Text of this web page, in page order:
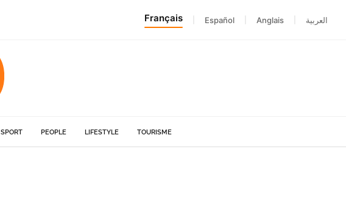
Français Español Anglais العربية
SPORT PEOPLE LIFESTYLE TOURISME